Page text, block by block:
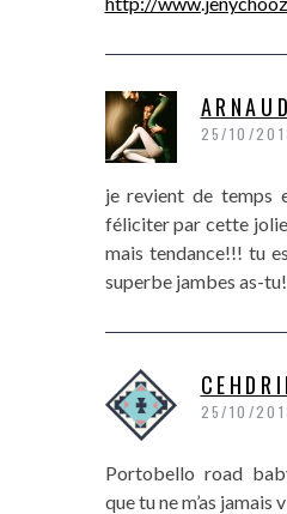
ARNAUD
25/10/
je revient de temps
féliciter par cette
mais tendance!!! tu
superbe jambes as-
25/10/
Portobello road
que tu ne m’as jamais